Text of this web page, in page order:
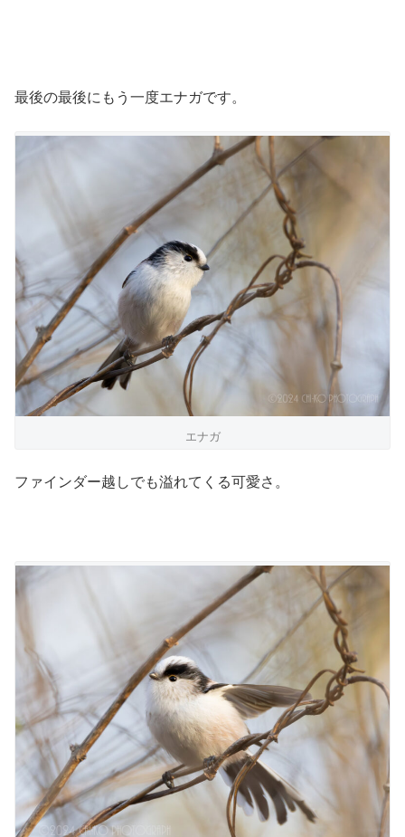
最後の最後にもう一度エナガです。
エナガ
ファインダー越しでも溢れてくる可愛さ。